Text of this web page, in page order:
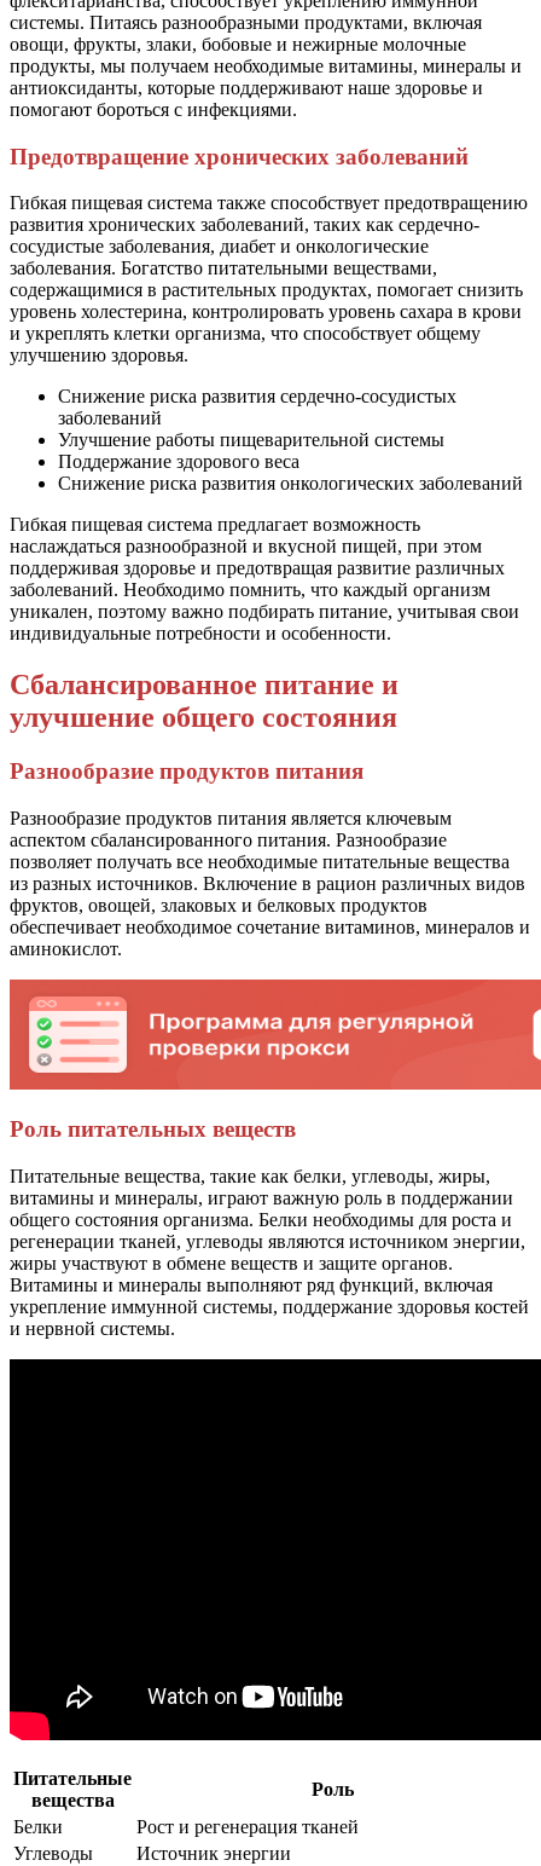
системы. Питаясь разнообразными продуктами, включая
овощи, фрукты, злаки, бобовые и нежирные молочные
продукты, мы получаем необходимые витамины, минералы и
антиоксиданты, которые поддерживают наше здоровье и
помогают бороться с инфекциями.
Предотвращение хронических заболеваний
Гибкая пищевая система также способствует предотвращению
развития хронических заболеваний, таких как сердечно-
сосудистые заболевания, диабет и онкологические
заболевания. Богатство питательными веществами,
содержащимися в растительных продуктах, помогает снизить
уровень холестерина, контролировать уровень сахара в крови
и укреплять клетки организма, что способствует общему
улучшению здоровья.
Снижение риска развития сердечно-сосудистых
заболеваний
Улучшение работы пищеварительной системы
Поддержание здорового веса
Снижение риска развития онкологических заболеваний
Гибкая пищевая система предлагает возможность
наслаждаться разнообразной и вкусной пищей, при этом
поддерживая здоровье и предотвращая развитие различных
заболеваний. Необходимо помнить, что каждый организм
уникален, поэтому важно подбирать питание, учитывая свои
индивидуальные потребности и особенности.
Сбалансированное питание и
улучшение общего состояния
Разнообразие продуктов питания
Разнообразие продуктов питания является ключевым
аспектом сбалансированного питания. Разнообразие
позволяет получать все необходимые питательные вещества
из разных источников. Включение в рацион различных видов
фруктов, овощей, злаковых и белковых продуктов
обеспечивает необходимое сочетание витаминов, минералов и
аминокислот.
Роль питательных веществ
Питательные вещества, такие как белки, углеводы, жиры,
витамины и минералы, играют важную роль в поддержании
общего состояния организма. Белки необходимы для роста и
регенерации тканей, углеводы являются источником энергии,
жиры участвуют в обмене веществ и защите органов.
Витамины и минералы выполняют ряд функций, включая
укрепление иммунной системы, поддержание здоровья костей
и нервной системы.
Питательные
вещества
Роль
Белки
Рост и регенерация тканей
Углеводы
Источник энергии